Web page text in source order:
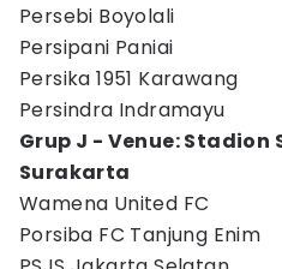
Persebi Boyolali
Persipani Paniai
Persika 1951 Karawang
Persindra Indramayu
Grup J - Venue: Stadion
Surakarta
Wamena United FC
Porsiba FC Tanjung Enim